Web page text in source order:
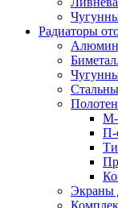
Радиаторы
М-
П-
Экраны